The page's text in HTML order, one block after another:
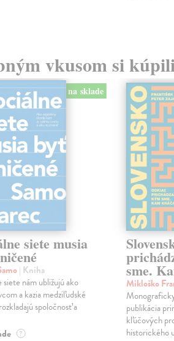
vkusom si
na sklade
siete musia
| Kniha
siete nám ubližujú ako
a kazia medziľudské
spoločnosť a
?
sme.
Mikloško
publikácia
kľúčových
historického